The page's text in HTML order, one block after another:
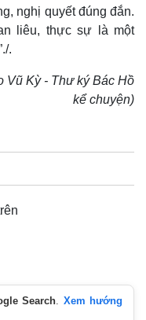
đẹp
nghị quyết đúng đắn.
liêu, thực sự là một
.
Vũ Kỳ - Thư ký Bác Hồ
kể chuyện)
Search. Xem hướng